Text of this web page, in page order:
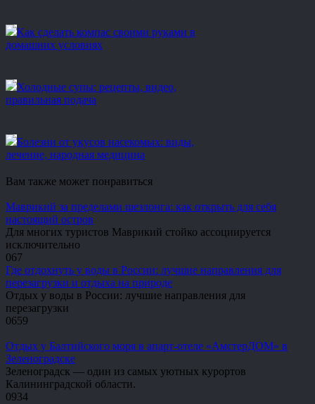
Как сделать компас своими руками в
домашних условиях
Холодные супы: рецепты, видео,
правильная подача
Болезни от укусов насекомых: виды,
лечение, народная медицина
Вам также может понравиться
Маврикий за пределами шезлонга: как открыть для себя
настоящий остров
Для многих туристов Маврикий стойко ассоциируется
исключительно
067
Где отдохнуть у воды в России: лучшие направления для
перезагрузки и отдыха на природе
Отдых у воды в России: лучшие направления для
перезагрузки
0659
Отдых у Балтийского моря в апарт-отеле «АмстерДОМ» в
Зеленоградске
Зеленоградск — один из самых уютных курортов
Калининградской области.
0934